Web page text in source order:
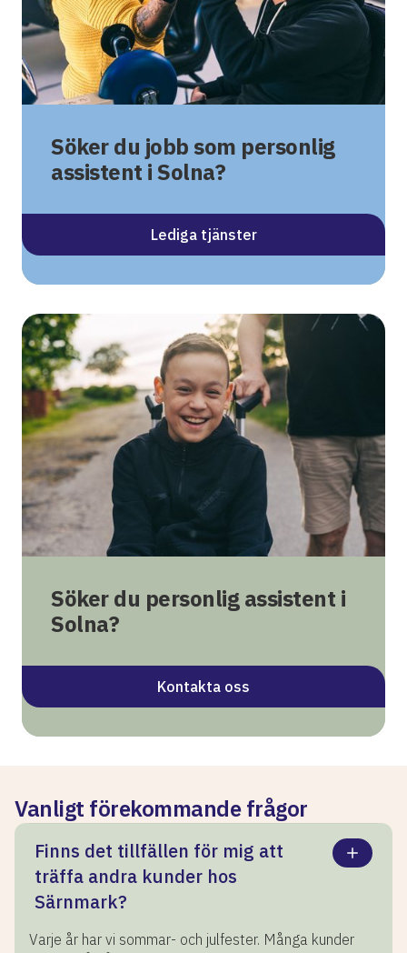
Söker du jobb som personlig
assistent i Solna?
Lediga tjänster
Söker du personlig assistent i
Solna?
Kontakta oss
Vanligt förekommande frågor
Finns det tillfällen för mig att
träffa andra kunder hos
Särnmark?
Varje år har vi sommar- och julfester. Många kunder